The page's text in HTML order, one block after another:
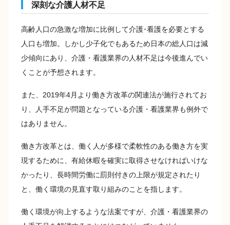
深刻な介護人材不足
高齢人口の急激な増加に比例して介護･看護を必要とする
人口も増加。しかし少子化でもあるため日本の総人口は減
少傾向にあり、介護・看護業界の人材不足は今後進んでい
くことが予想されます。
また、2019年4月より働き方改革の関連法が施行されてお
り、人手不足が問題となっている介護・看護業界も例外で
はありません。
働き方改革とは、働く人が多様で柔軟性のある働き方を実
現するために、有給休暇を確実に取得させなければいけな
かったり、長時間労働に罰則付きの上限が規定されたり
と、働く環境の見直す取り組みのことを指します。
働く環境が向上するような法案ですが、介護・看護業界の